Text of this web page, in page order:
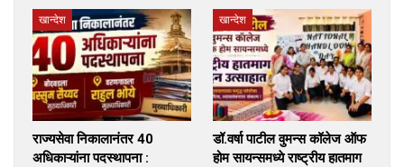
खान्देश
राज्यसेवा निकालानंतर 40
अधिकाऱ्यांना पदस्थापना :
खान्देश
डॉ.वर्षा पाटील वुमन्स कॉलेज ऑफ
होम सायन्समध्ये राष्ट्रीय हातमाग